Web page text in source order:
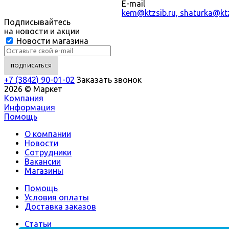
E-mail
kem@ktzsib.ru,
Подписывайтесь
на новости и акции
Новости магазина
+7 (3842) 90-01-02 Заказать звонок
2026 © Маркет
Компания
Информация
Помощь
О компании
Новости
Сотрудники
Вакансии
Магазины
Помощь
Условия оплаты
Доставка заказов
Статьи